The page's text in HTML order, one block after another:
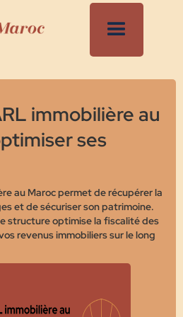
immobilière au
ses
au Maroc permet de récupérer la
et de sécuriser son patrimoine.
structure optimise la fiscalité des
revenus immobiliers sur le long